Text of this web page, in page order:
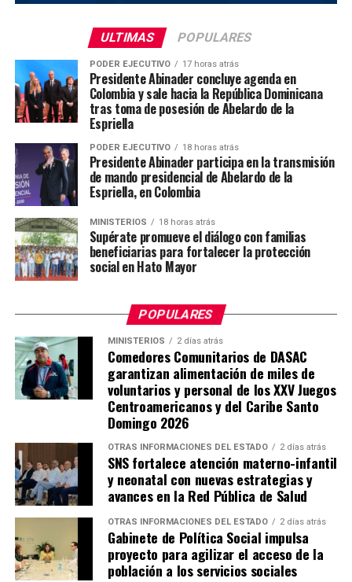
ULTIMAS POPULARES
PODER EJECUTIVO 17 horas atrás
Presidente Abinader concluye agenda en
Colombia y sale hacia la República Dominicana
tras toma de posesión de Abelardo de la
Espriella
PODER EJECUTIVO 18 horas atrás
Presidente Abinader participa en la transmisión
de mando presidencial de Abelardo de la
Espriella, en Colombia
MINISTERIOS 18 horas atrás
Supérate promueve el diálogo con familias
beneficiarias para fortalecer la protección
social en Hato Mayor
POPULARES
MINISTERIOS 2 días atrás
Comedores Comunitarios de DASAC
garantizan alimentación de miles de
voluntarios y personal de los XXV Juegos
Centroamericanos y del Caribe Santo
Domingo 2026
OTRAS INFORMACIONES DEL ESTADO 2 días atrás
SNS fortalece atención materno-infantil
y neonatal con nuevas estrategias y
avances en la Red Pública de Salud
OTRAS INFORMACIONES DEL ESTADO 2 días atrás
Gabinete de Política Social impulsa
proyecto para agilizar el acceso de la
población a los servicios sociales